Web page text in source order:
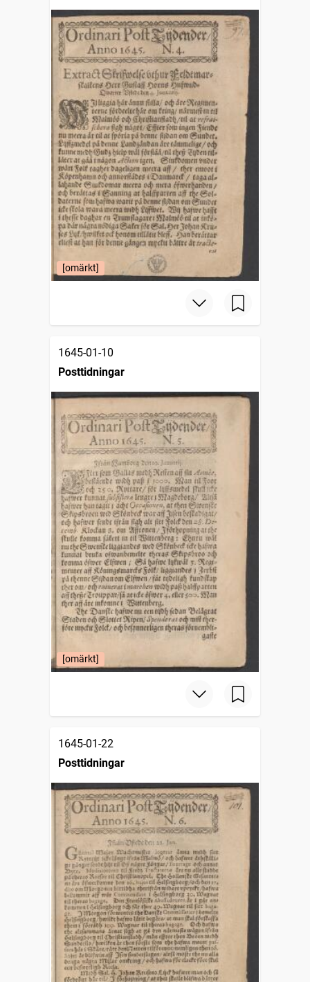
[omärkt]
1645-01-10
Posttidningar
[omärkt]
1645-01-22
Posttidningar